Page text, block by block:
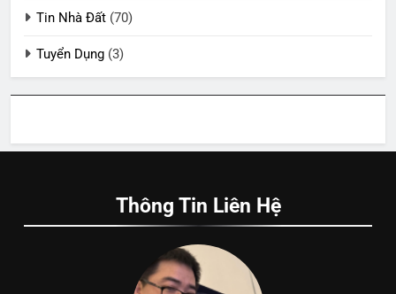
Tin Nhà Đất (70)
Tuyển Dụng (3)
Thông Tin Liên Hệ